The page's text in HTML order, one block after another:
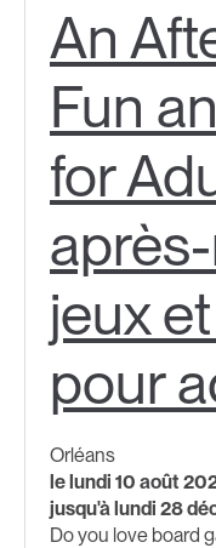
An
Fun
for
jeux
pour
Orléans
le lundi 10 août
jusqu'à lundi 28
Do you love board